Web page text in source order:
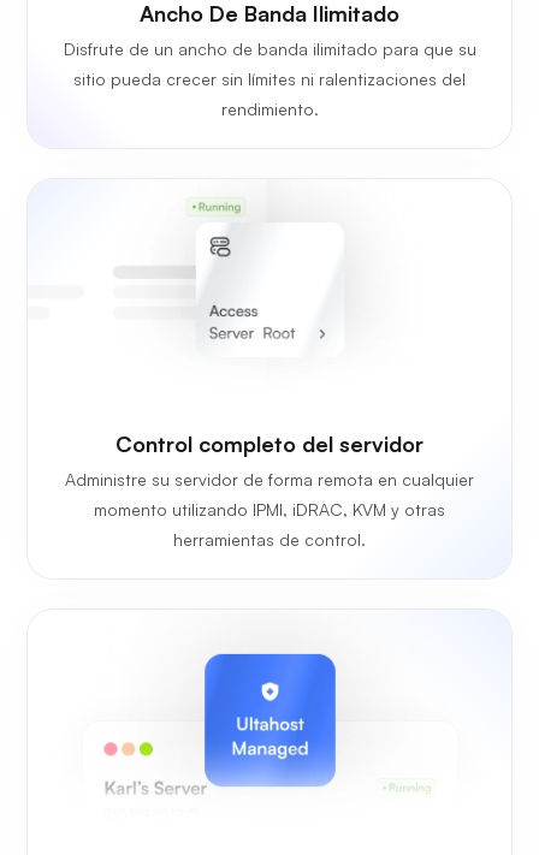
Ancho De Banda Ilimitado
Disfrute de un ancho de banda ilimitado para que su
sitio pueda crecer sin límites ni ralentizaciones del
rendimiento.
Control completo del servidor
Administre su servidor de forma remota en cualquier
momento utilizando IPMI, iDRAC, KVM y otras
herramientas de control.